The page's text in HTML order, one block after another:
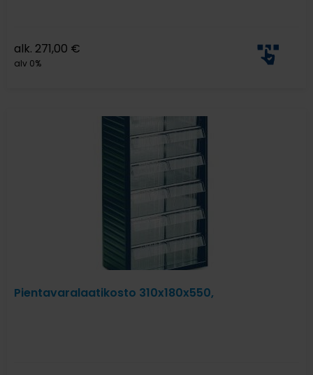
alk. 271,00 €
alv 0%
Pientavaralaatikosto 310x180x550,